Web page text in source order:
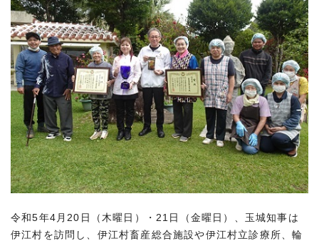
令和5年4月20日（木曜日）・21日（金曜日）、玉城知事は
伊江村を訪問し、伊江村畜産総合施設や伊江村立診療所、輪